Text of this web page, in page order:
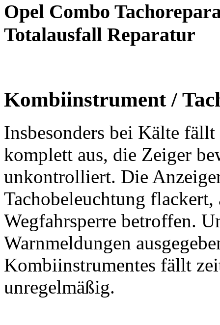
Opel Combo
Totalausfall Reparatur
Kombiinstrument /
Insbesonders bei Kälte
komplett aus, die Zeiger
unkontrolliert. Die
Tachobeleuchtung
Wegfahrsperre betroffen.
Warnmeldungen
Kombiinstrumentes fällt
unregelmäßig.